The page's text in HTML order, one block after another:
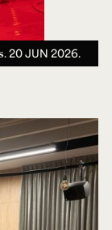
20 JUN 2026.